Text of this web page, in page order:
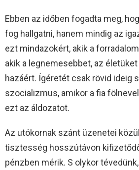
Ebben az időben fogadta meg,
fog hallgatni, hanem mindig az
ezt mindazokért, akik a
akik a legnemesebbet, az
hazáért. Ígéretét csak rövid ideig
szocializmus, amikor a fia
ezt az áldozatot.
Az utókornak szánt üzenetei
tisztesség hosszútávon
pénzben mérik. S olykor